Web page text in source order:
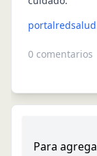
0 comentarios
Para